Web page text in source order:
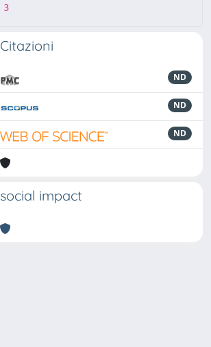
3
Citazioni
ND
ND
ND
social impact